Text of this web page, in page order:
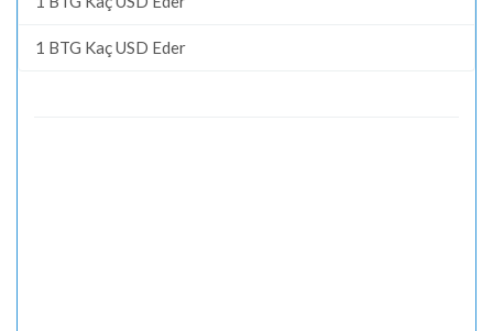
1 BTG Kaç USD Eder